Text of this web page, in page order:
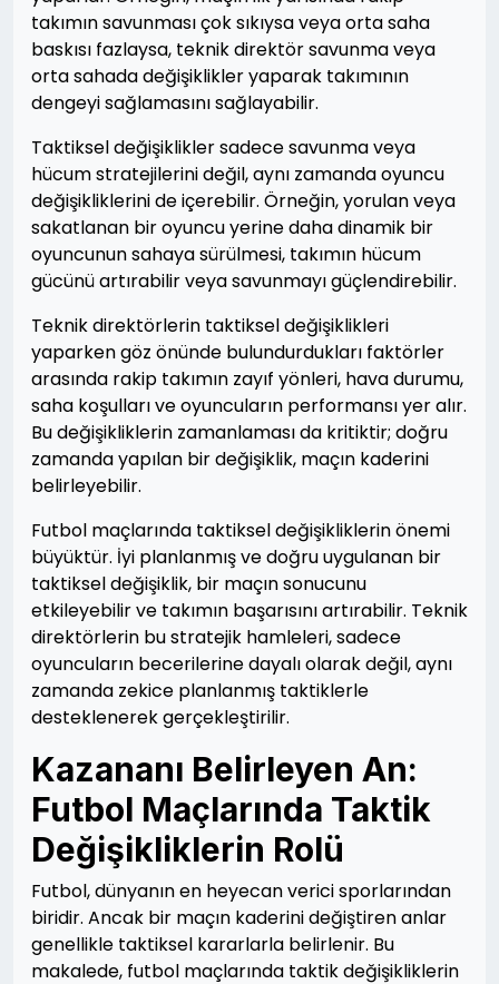
takımın savunması çok sıkıysa veya orta saha
baskısı fazlaysa, teknik direktör savunma veya
orta sahada değişiklikler yaparak takımının
dengeyi sağlamasını sağlayabilir.
Taktiksel değişiklikler sadece savunma veya
hücum stratejilerini değil, aynı zamanda oyuncu
değişikliklerini de içerebilir. Örneğin, yorulan veya
sakatlanan bir oyuncu yerine daha dinamik bir
oyuncunun sahaya sürülmesi, takımın hücum
gücünü artırabilir veya savunmayı güçlendirebilir.
Teknik direktörlerin taktiksel değişiklikleri
yaparken göz önünde bulundurdukları faktörler
arasında rakip takımın zayıf yönleri, hava durumu,
saha koşulları ve oyuncuların performansı yer alır.
Bu değişikliklerin zamanlaması da kritiktir; doğru
zamanda yapılan bir değişiklik, maçın kaderini
belirleyebilir.
Futbol maçlarında taktiksel değişikliklerin önemi
büyüktür. İyi planlanmış ve doğru uygulanan bir
taktiksel değişiklik, bir maçın sonucunu
etkileyebilir ve takımın başarısını artırabilir. Teknik
direktörlerin bu stratejik hamleleri, sadece
oyuncuların becerilerine dayalı olarak değil, aynı
zamanda zekice planlanmış taktiklerle
desteklenerek gerçekleştirilir.
Kazananı Belirleyen An:
Futbol Maçlarında Taktik
Değişikliklerin Rolü
Futbol, dünyanın en heyecan verici sporlarından
biridir. Ancak bir maçın kaderini değiştiren anlar
genellikle taktiksel kararlarla belirlenir. Bu
makalede, futbol maçlarında taktik değişikliklerin